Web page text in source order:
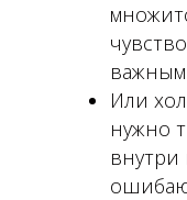
важным
Или
нужно
внутри